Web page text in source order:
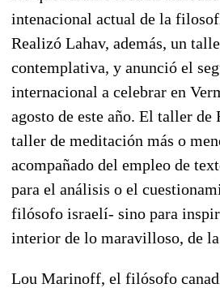
intenacional actual de la
Realizó Lahav, además, un
contemplativa, y anunció el
internacional a celebrar en
agosto de este año. El taller de
taller de meditación más o
acompañado del empleo de
para el análisis o el
filósofo israelí- sino para
interior de lo maravilloso, de
Lou Marinoff, el filósofo